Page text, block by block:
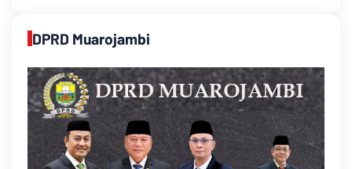
DPRD Muarojambi